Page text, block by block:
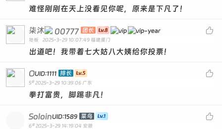
难怪刚刚在天上没看见你呢，原来是下凡了！

柒沐 00777 团长
地板 2025-3-29 10:07:49 福建厦门
出道吧！我带着七大姑八大姨给你投票！

OUID:1111 排长
5# 2025-3-29 10:39:06 广东
拳打富贵，脚踢非凡！

SoloinUID:1589 菜鸟
6# 2025-3-29 14:19:04 安徽